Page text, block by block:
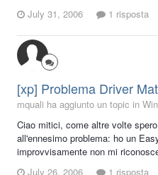
July 31, 2006
1 risposta
[xp] Problema Driver
mquali ha aggiunto un topic in
Ciao mitici, come altre volte
all'ennesimo problema: ho un
improvvisamente non mi
July 26, 2006
1 risposta